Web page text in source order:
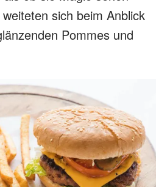
sich beim Anblick
Pommes und